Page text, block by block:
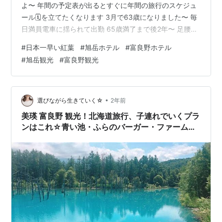
よ〜 年間の予定表が出るとすぐに年間の旅行のスケジュ
ール🗓️を立てたくなります 3月で63歳になりました〜 毎
日満員電車に揺られて出勤 65歳満了まで後2年〜 足腰丈
は体験して 悔いのない人生を過ごしたいと思っています
私の母が89歳で亡くなったので私の余寿命も同じだと30
年切ってます 今、旅行の費用は私が出しています 私の行
きたいところや連れて行ってあげたいところをチョイス
して計画しています 誰でも承認欲求ってありますよね 私
は家族旅行で皆…
#日本一早い紅葉 #旭岳ホテル #富良野ホテル
#旭岳観光 #富良野観光
選びながら生きていく☆ • 2年前
美瑛 富良野 観光！北海道旅行、子連れでいくプラ
ンはこれ☆青い池・ふらのバーガー・ファームと